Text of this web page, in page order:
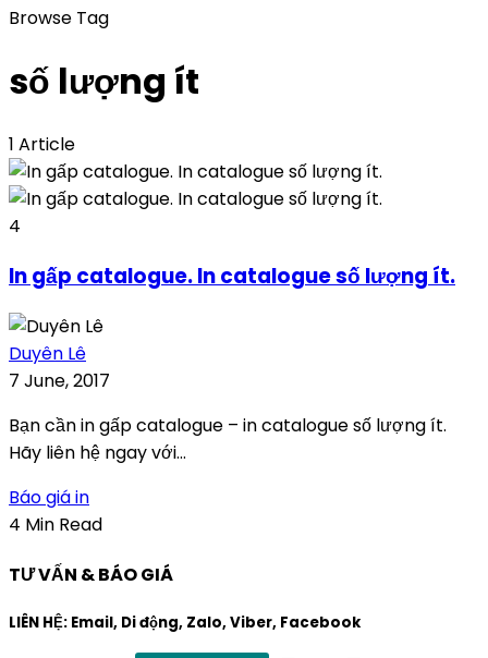
Browse Tag
số lượng ít
1 Article
4
In gấp catalogue. In catalogue số lượng ít.
Duyên Lê
7 June, 2017
Bạn cần in gấp catalogue – in catalogue số lượng ít.
Hãy liên hệ ngay với...
Báo giá in
4 Min Read
TƯ VẤN & BÁO GIÁ
LIÊN HỆ: Email, Di động, Zalo, Viber, Facebook